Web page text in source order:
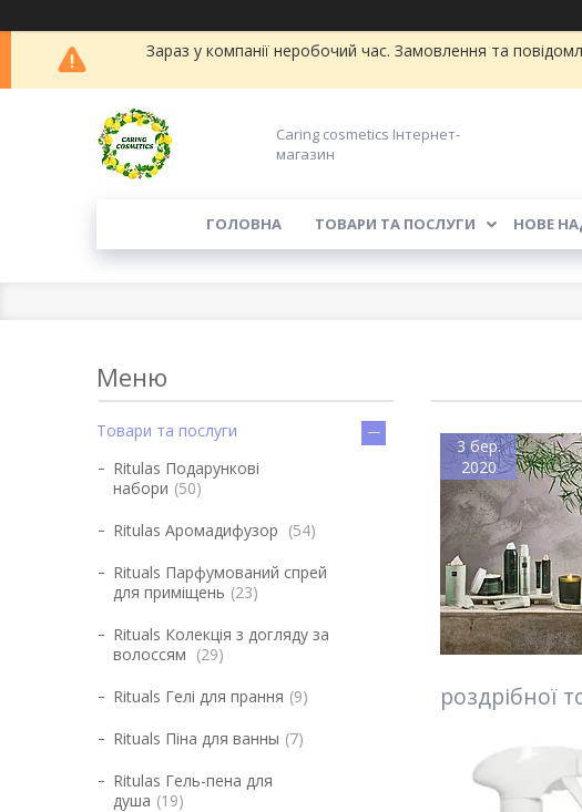
Зараз у компанії неробочий час. Замовлення та
Caring cosmetics Інтернет-
магазин
ГОЛОВНА ТОВАРИ ТА ПОСЛУГИ НОВЕ
3 бер.
2020
роздрібної
Товари та послуги
Ritulas Подарункові
набори 50
Ritulas Аромадифузор
54
Rituals Парфумований спрей
для приміщень 23
Rituals Колекція з догляду за
волоссям
29
Rituals Гелі для прання 9
Rituals Піна для ванны 7
Ritulas Гель-пена для
душа 19